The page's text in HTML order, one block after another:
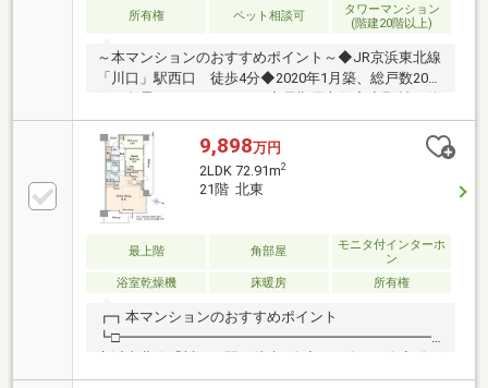
所有権 ペット相談可
タワーマンション
(階建20階以上)
～本マンションのおすすめポイント～◆JR京浜東北線
「川口」駅西口 徒歩4分◆2020年1月築、総戸数200
戸の免震タワーマンション◆長期優良住宅◆野村不動
産株式会社分譲◆ホテルライクなコンシェルジュサー
ビスで、日常の手間をスマートに軽減◆駅前再開発エ
リアに隣接し、近隣に公園や美術館◆二重床・二重天
井、24時間ゴミ出し可能等、快適性を高める設備仕様
◆ペット飼育可能（別途規約あり）より詳しい室内の
様子や空間の広がりが分かる3D動画をノムコムHPに掲
載しております。ご関心のある方は、ぜひご覧くださ
9,898万円
2LDK 72.91m2
21階 北東
最上階 角部屋
モニタ付インターホ
ン
浴室乾燥機
床暖房 所有権
┏┓本マンションのおすすめポイント
┗□━━━━━━━━━━━━━━━━━━━━━━◆JR
京浜東北線「川口」駅 徒歩4分◆2020年1月築◆総戸
数200戸、21階建のタワーマンション◆野村不動産株